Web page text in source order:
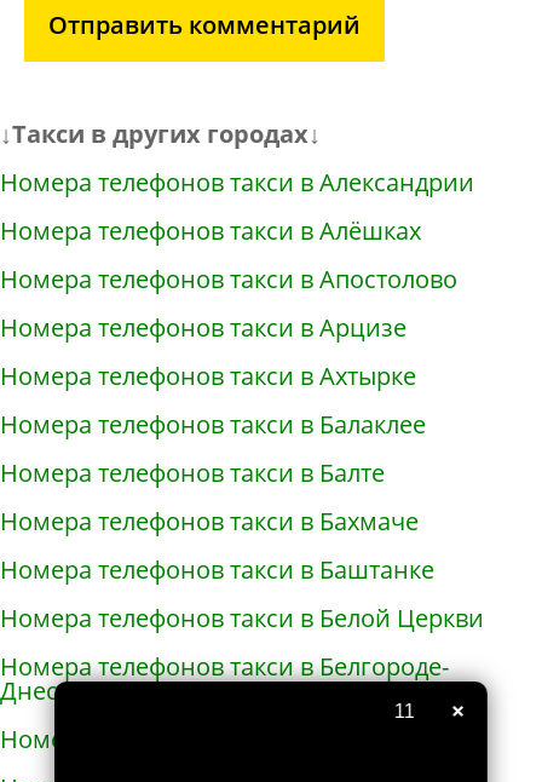
Отправить комментарий
↓Такси в других городах↓
Номера телефонов такси в Александрии
Номера телефонов такси в Алёшках
Номера телефонов такси в Апостолово
Номера телефонов такси в Арцизе
Номера телефонов такси в Ахтырке
Номера телефонов такси в Балаклее
Номера телефонов такси в Балте
Номера телефонов такси в Бахмаче
Номера телефонов такси в Баштанке
Номера телефонов такси в Белой Церкви
Номера телефонов такси в Белгороде-
Днестровском
Номера телефонов такси в Белополье
×
10